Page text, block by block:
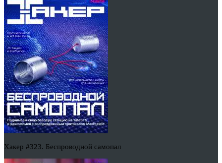
Хакер #323. Беспроводной самопал